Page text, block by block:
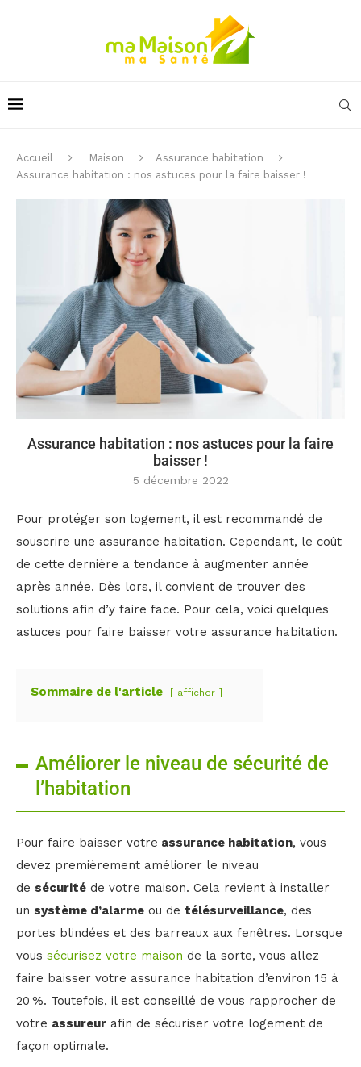
Accueil Maison
Assurance habitation
Assurance habitation : nos astuces pour la faire baisser !
Assurance habitation : nos astuces pour la faire
baisser !
5 décembre 2022
Pour protéger son logement, il est recommandé de
souscrire une assurance habitation. Cependant, le coût
de cette dernière a tendance à augmenter année
après année. Dès lors, il convient de trouver des
solutions afin d’y faire face. Pour cela, voici quelques
astuces pour faire baisser votre assurance habitation.
Sommaire de l'article afficher
Améliorer le niveau de sécurité de
l’habitation
Pour faire baisser votre assurance habitation, vous
devez premièrement améliorer le niveau
de sécurité de votre maison. Cela revient à installer
un système d’alarme ou de télésurveillance, des
portes blindées et des barreaux aux fenêtres. Lorsque
vous sécurisez votre maison de la sorte, vous allez
faire baisser votre assurance habitation d’environ 15 à
20 %. Toutefois, il est conseillé de vous rapprocher de
votre assureur afin de sécuriser votre logement de
façon optimale.